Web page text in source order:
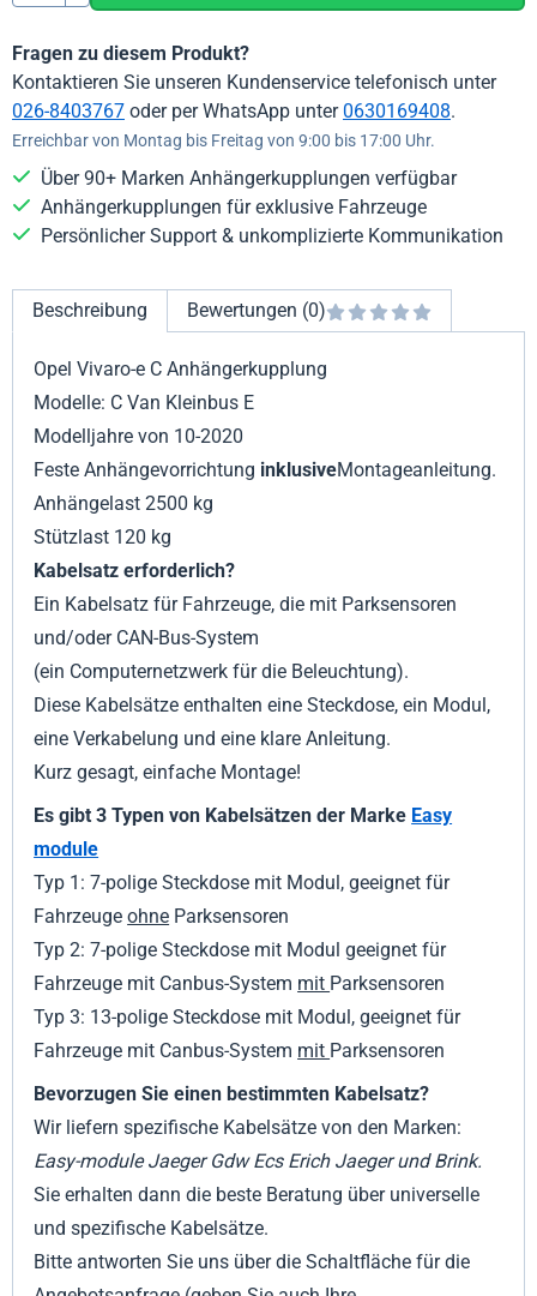
Fragen zu diesem Produkt?
Kontaktieren Sie unseren Kundenservice telefonisch unter
026-8403767 oder per WhatsApp unter0630169408.
Erreichbar von Montag bis Freitag von 9:00 bis 17:00 Uhr.
Über 90+ Marken Anhängerkupplungen verfügbar
Anhängerkupplungen für exklusive Fahrzeuge
Persönlicher Support & unkomplizierte Kommunikation
Beschreibung Bewertungen (0)
Opel Vivaro-e C Anhängerkupplung
Modelle: C Van Kleinbus E
Modelljahre von 10-2020
Feste Anhängevorrichtung inklusiveMontageanleitung.
Anhängelast 2500 kg
Stützlast 120 kg
Kabelsatz erforderlich?
Ein Kabelsatz für Fahrzeuge, die mit Parksensoren
und/oder CAN-Bus-System
(ein Computernetzwerk für die Beleuchtung).
Diese Kabelsätze enthalten eine Steckdose, ein Modul,
eine Verkabelung und eine klare Anleitung.
Kurz gesagt, einfache Montage!
Es gibt 3 Typen von Kabelsätzen der Marke Easy
module
Typ 1: 7-polige Steckdose mit Modul, geeignet für
Fahrzeugeohne Parksensoren
Typ 2: 7-polige Steckdose mit Modul geeignet für
Fahrzeuge mit Canbus-System mit Parksensoren
Typ 3: 13-polige Steckdose mit Modul, geeignet für
Fahrzeuge mit Canbus-System mit Parksensoren
Bevorzugen Sie einen bestimmten Kabelsatz?
Wir liefern spezifische Kabelsätze von den Marken:
Easy-module Jaeger Gdw Ecs Erich Jaeger und Brink.
Sie erhalten dann die beste Beratung über universelle
und spezifische Kabelsätze.
Bitte antworten Sie uns über die Schaltfläche für die